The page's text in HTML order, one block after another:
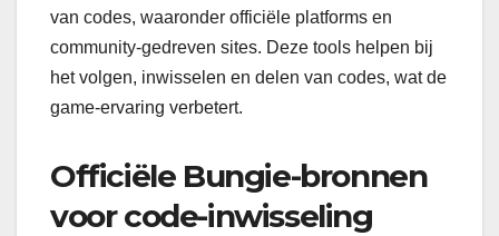
van codes, waaronder officiële platforms en
community-gedreven sites. Deze tools helpen bij
het volgen, inwisselen en delen van codes, wat de
game-ervaring verbetert.
Officiële Bungie-bronnen
voor code-inwisseling